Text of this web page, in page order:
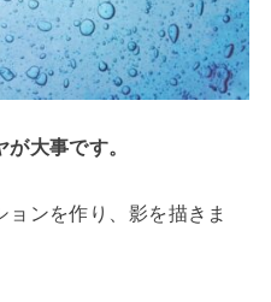
大事です。
ンを作り、影を描きま